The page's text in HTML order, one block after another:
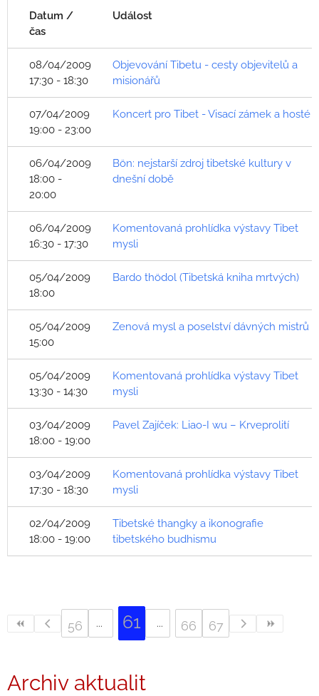
Datum /
čas
Událost
08/04/2009
17:30 - 18:30
Objevování Tibetu - cesty objevitelů a
misionářů
07/04/2009
19:00 - 23:00
Koncert pro Tibet - Visací zámek a hosté
06/04/2009
18:00 -
20:00
Bön: nejstarší zdroj tibetské kultury v
dnešní době
06/04/2009
16:30 - 17:30
Komentovaná prohlídka výstavy Tibet
mysli
05/04/2009
18:00
Bardo thödol (Tibetská kniha mrtvých)
05/04/2009
15:00
Zenová mysl a poselství dávných mistrů
05/04/2009
13:30 - 14:30
Komentovaná prohlídka výstavy Tibet
mysli
03/04/2009
18:00 - 19:00
Pavel Zajíček: Liao-I wu – Krveprolití
03/04/2009
17:30 - 18:30
Komentovaná prohlídka výstavy Tibet
mysli
02/04/2009
18:00 - 19:00
Tibetské thangky a ikonografie
tibetského budhismu
56 61 66 67
Archiv aktualit